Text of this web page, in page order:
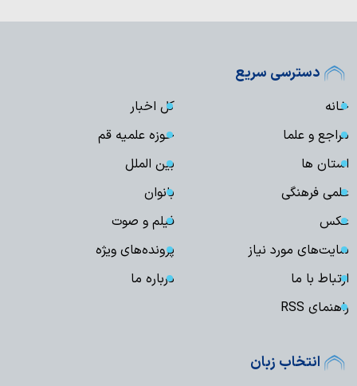
دسترسی سریع
خانه
کل اخبار
مراجع و علما
حوزه علمیه قم
استان ها
بین الملل
علمی فرهنگی
بانوان
عکس
فیلم و صوت
سایت‌های مورد نیاز
پرونده‌های ویژه
ارتباط با ما
درباره ما
راهنمای RSS
انتخاب زبان